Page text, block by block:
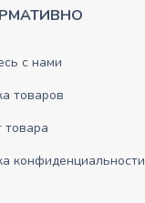
с нами
товаров
товара
конфиденциальности